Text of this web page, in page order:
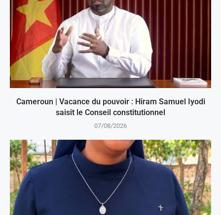
Cameroun | Vacance du pouvoir : Hiram Samuel Iyodi
saisit le Conseil constitutionnel
07/08/2026